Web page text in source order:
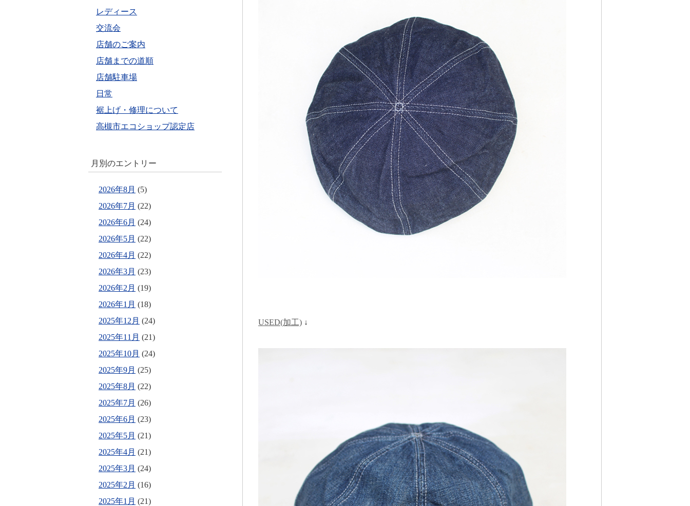
USED(加工) ↓
レディース
交流会
店舗のご案内
店舗までの道順
店舗駐車場
日常
裾上げ・修理について
高槻市エコショップ認定店
月別のエントリー
2026年8月 (5)
2026年7月 (22)
2026年6月 (24)
2026年5月 (22)
2026年4月 (22)
2026年3月 (23)
2026年2月 (19)
2026年1月 (18)
2025年12月 (24)
2025年11月 (21)
2025年10月 (24)
2025年9月 (25)
2025年8月 (22)
2025年7月 (26)
2025年6月 (23)
2025年5月 (21)
2025年4月 (21)
2025年3月 (24)
2025年2月 (16)
2025年1月 (21)